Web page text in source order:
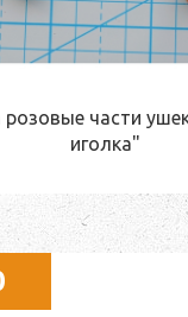
части
иголка"